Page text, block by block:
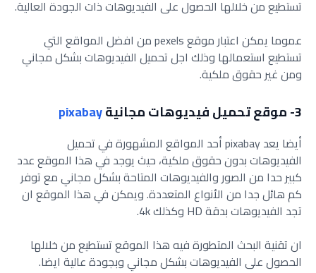
تستطيع من خلالها الحصول على الفيديوهات ذات الجودة العالية.
عموما يمكن اعتبار موقع pexels من افضل المواقع التي
تستطيع استعمالها وذلك اجل تحميل الفيديوهات بشكل مجاني
ومن غير حقوق ملكية.
3- موقع تحميل فيديوهات مجانية pixabay
أيضا يعد pixabay أحد المواقع المشهورة في تحميل
الفيديوهات بدون حقوق ملكية، حيث يوجد في هذا الموقع عدد
كبير حدا من الصور والفيديوهات المتاحة بشكل مجاني مع توفر
كم هائل جدا من الأنواع المتعددة. ويمكن في هذا الموقع ان
تجد الفيديوهات بدقة HD وكذلك 4k.
ان تقنية البحث المتطورة فيه هذا الموقع تستطيع من خلالها
الحصول على الفيديوهات بشكل مجاني وبجودة عالية ايضا.